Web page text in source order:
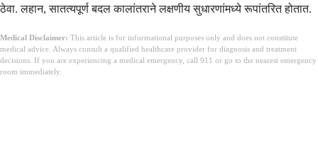
ठेवा. लहान, सातत्यपूर्ण बदल कालांतराने लक्षणीय सुधारणांमध्ये रूपांतरित होतात.
Medical Disclaimer: This article is for informational purposes only and does not constitute
medical advice. Always consult a qualified healthcare provider for diagnosis and treatment
decisions. If you are experiencing a medical emergency, call 911 or go to the nearest emergency
room immediately.